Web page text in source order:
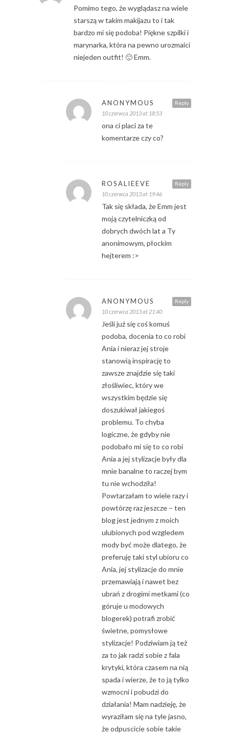
Pomimo tego, że wyglądasz na wiele
starszą w takim makijazu to i tak
bardzo mi się podoba! Piękne szpilki i
marynarka, która na pewno urozmaici
niejeden outfit! 🙂 Emm.
Reply
ANONYMOUS
10 czerwca 2013 at 18:53
ona ci placi za te
komentarze czy co?
Reply
ROSALIEEVE
10 czerwca 2013 at 19:46
Tak się składa, że Emm jest
moją czytelniczką od
dobrych dwóch lat a Ty
anonimowym, płockim
hejterem :>
Reply
ANONYMOUS
10 czerwca 2013 at 21:40
Jeśli już się coś komuś
podoba, docenia to co robi
Ania i nieraz jej stroje
stanowią inspirację to
zawsze znajdzie się taki
złośliwiec, który we
wszystkim będzie się
doszukiwał jakiegoś
problemu. To chyba
logiczne, że gdyby nie
podobało mi się to co robi
Ania a jej stylizacje były dla
mnie banalne to raczej bym
tu nie wchodziła!
Powtarzałam to wiele razy i
powtórzę raz jeszcze – ten
blog jest jednym z moich
ulubionych pod wzgledem
mody być może dlatego, że
preferuję taki styl ubioru co
Ania, jej stylizacje do mnie
przemawiają i nawet bez
ubrań z drogimi metkami (co
góruje u modowych
blogerek) potrafi zrobić
świetne, pomysłowe
stylizacje! Podziwiam ją też
za to jak radzi sobie z fala
krytyki, która czasem na nią
spada i wierze, że to ją tylko
wzmocni i pobudzi do
działania! Mam nadzieję, że
wyraziłam się na tyle jasno,
że odpuscicie sobie takie